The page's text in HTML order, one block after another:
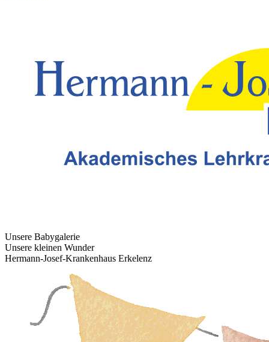
Unsere Babygalerie
Unsere kleinen Wunder
Hermann-Josef-Krankenhaus Erkelenz